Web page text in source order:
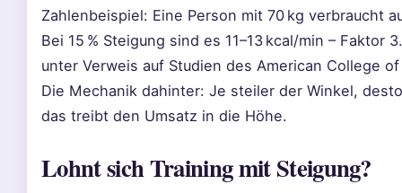
Zahlenbeispiel: Eine Person mit 70 kg verbraucht
Bei 15 % Steigung sind es 11–13 kcal/min – Faktor
unter Verweis auf Studien des American College
Die Mechanik dahinter: Je steiler der Winkel,
das treibt den Umsatz in die Höhe.
Lohnt sich Training mit Steigung?